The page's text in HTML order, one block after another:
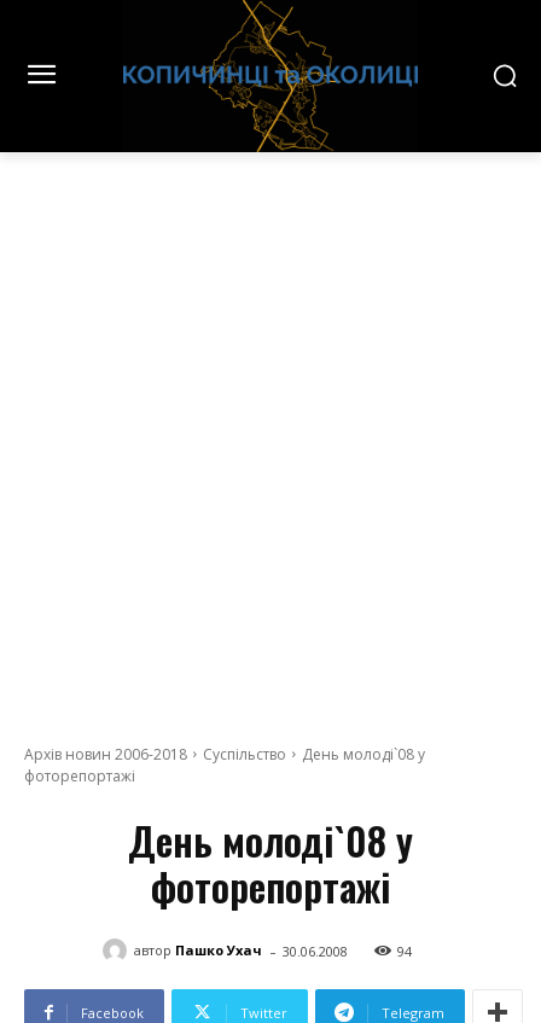
Архів новин 2006-2018 Суспільство
День молоді`08 у
фоторепортажі
День молоді`08 у
фоторепортажі
автор Пашко Ухач - 30.06.2008 94
Facebook Twitter Telegram